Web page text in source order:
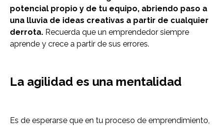
potencial propio y de tu equipo, abriendo paso a
una lluvia de ideas creativas a partir de cualquier
derrota. Recuerda que un emprendedor siempre
aprende y crece a partir de sus errores.
La agilidad es una mentalidad
Es de esperarse que en tu proceso de emprendimiento,